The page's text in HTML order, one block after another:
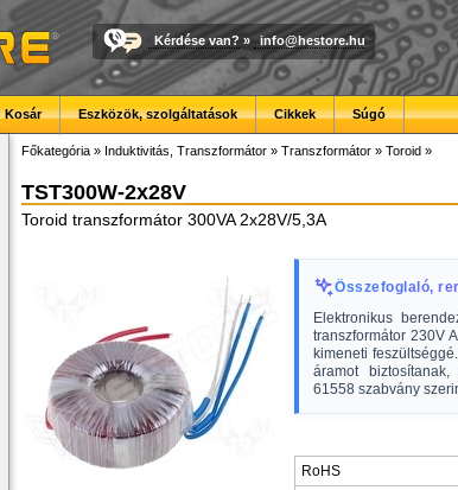
Kérdése van? » info@hestore.hu
Kosár Eszközök, szolgáltatások Cikkek Súgó
Főkategória » Induktivitás, Transzformátor » Transzformátor » Toroid »
TST300W-2x28V
Toroid transzformátor 300VA 2x28V/5,3A
Összefoglaló,
Elektronikus
transzformátor 230V
kimeneti
áramot
61558 szabvány
RoHS